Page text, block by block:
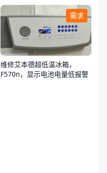
需求
维修艾本德超低温冰箱，
F570n，显示电池电量低报警